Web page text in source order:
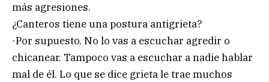
más agresiones.
¿Canteros tiene una postura antigrieta?
-Por supuesto. No lo vas a escuchar agredir o
chicanear. Tampoco vas a escuchar a nadie hablar
mal de él. Lo que se dice grieta le trae muchos